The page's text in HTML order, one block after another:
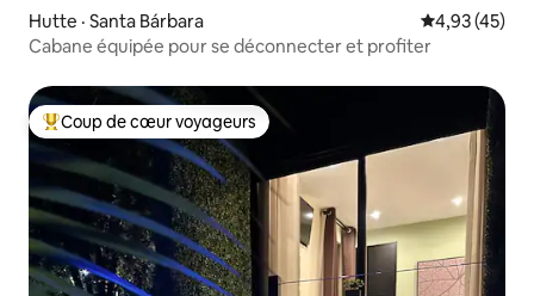
Hutte · Santa Bárbara Note
4,93 (45)
Cabane équipée pour se déconnecter et profiter
Coup de cœur voyageurs parmi les plus aimés
Coup de cœur voyageurs